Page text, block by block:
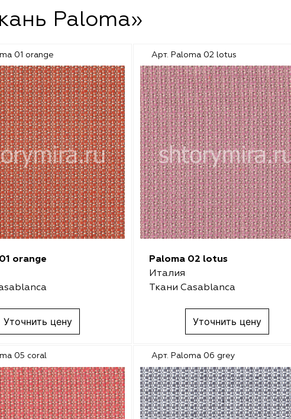
Paloma»
01 orange
orange
Уточнить цену
Арт. Paloma 02 lotus
Paloma 02 lotus
Италия
Ткани Casablanca
Уточнить цену
05 coral Арт. Paloma 06 grey